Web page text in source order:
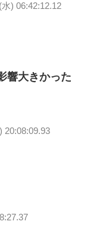
) 06:42:12.12
響大きかった
20:08:09.93